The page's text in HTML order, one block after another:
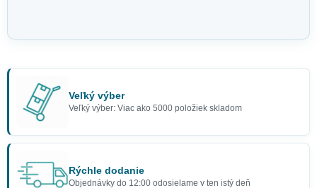
Veľký výber
Veľký výber: Viac ako 5000 položiek skladom
Rýchle dodanie
Objednávky do 12:00 odosielame v ten istý deň